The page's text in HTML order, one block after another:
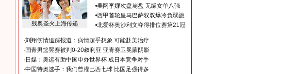
残奥圣火上海传递
•美网李娜次盘崩盘 无缘女单八强
•西甲首轮皇马巴萨双双爆冷负弱旅
•北爱杯奥沙利文夺得排位赛第21冠
·刘翔伤情追踪报道：病情超乎想象 可能赴美治疗
· 国青男篮罢赛被判0-20叙利亚 亚青赛卫冕蒙阴影
· 日媒：奥运有助中国申办世界杯 成日本竞争对手
·中国特奥选手：我们曾灌巴西七球 比国足强得多